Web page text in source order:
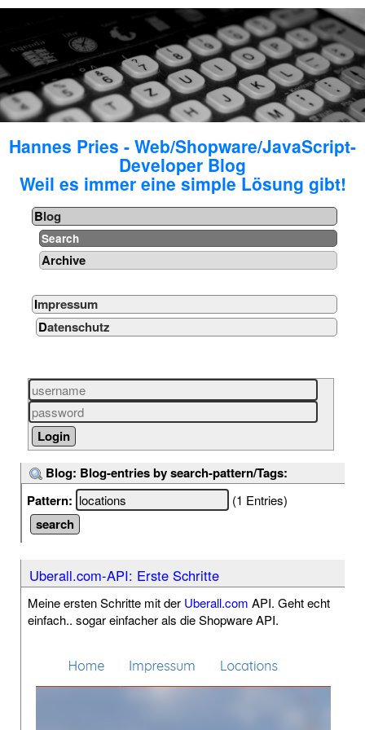
Hannes Pries - Web/Shopware/JavaScript-
Developer Blog
Weil es immer eine simple Lösung gibt!
Blog
Search
Archive
Impressum
Datenschutz
Blog: Blog-entries by search-pattern/Tags:
Pattern:
(1 Entries)
Uberall.com-API: Erste Schritte
Meine ersten Schritte mit der Uberall.com API. Geht echt
einfach.. sogar einfacher als die Shopware API.